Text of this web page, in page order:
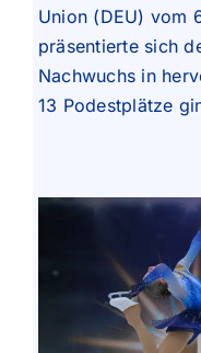
Union (DEU) vom
präsentierte sich
Nachwuchs in
13 Podestplätze